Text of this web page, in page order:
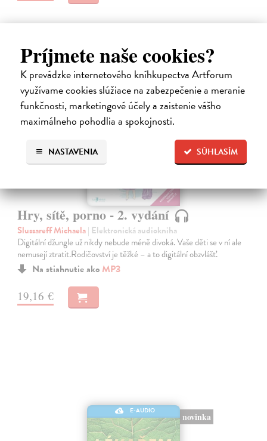
Príjmete naše cookies?
K prevádzke internetového kníhkupectva Artforum
využívame cookies slúžiace na zabezpečenie a meranie
funkčnosti, marketingové účely a zaistenie vášho
maximálneho pohodlia a spokojnosti.
SÚHLASÍM
NASTAVENIA
E-AUDIO
novinka
Hry, sítě, porno - 2. vydání
Slussareff Michaela| Elektronická audiokniha
Digitální džungle už nikdy nebude méně divoká. Vaše děti se v ní ale
nemusejí ztratit.Rodičovství je těžké – a to digitální obzvlášť.
Na stiahnutie ako MP3
19,16 €
E-AUDIO
novinka